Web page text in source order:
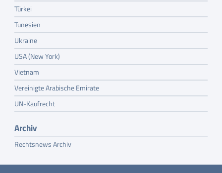
Türkei
Tunesien
Ukraine
USA (New York)
Vietnam
Vereinigte Arabische Emirate
UN-Kaufrecht
Archiv
Rechtsnews Archiv